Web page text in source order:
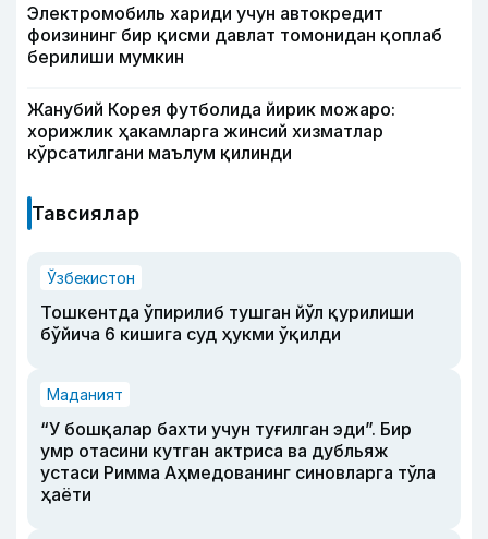
Электромобиль хариди учун автокредит
фоизининг бир қисми давлат томонидан қоплаб
берилиши мумкин
Жанубий Корея футболида йирик можаро:
хорижлик ҳакамларга жинсий хизматлар
кўрсатилгани маълум қилинди
Тавсиялар
Ўзбекистон
Тошкентда ўпирилиб тушган йўл қурилиши
бўйича 6 кишига суд ҳукми ўқилди
Маданият
“У бошқалар бахти учун туғилган эди”. Бир
умр отасини кутган актриса ва дубльяж
устаси Римма Аҳмедованинг синовларга тўла
ҳаёти